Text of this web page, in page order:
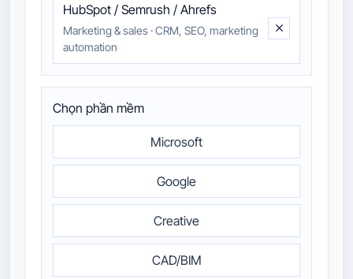
HubSpot / Semrush / Ahrefs
Marketing & sales ·CRM, SEO, marketing
automation
Chọn phần mềm
Microsoft
Google
Creative
CAD/BIM